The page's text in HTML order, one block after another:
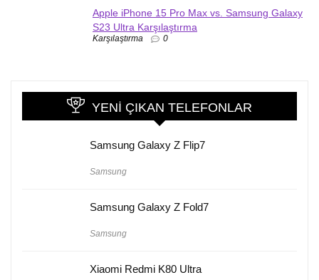
Apple iPhone 15 Pro Max vs. Samsung Galaxy
S23 Ultra Karşılaştırma
Karşılaştırma 0
YENI ÇIKAN TELEFONLAR
Samsung Galaxy Z Flip7
Samsung
Samsung Galaxy Z Fold7
Samsung
Xiaomi Redmi K80 Ultra